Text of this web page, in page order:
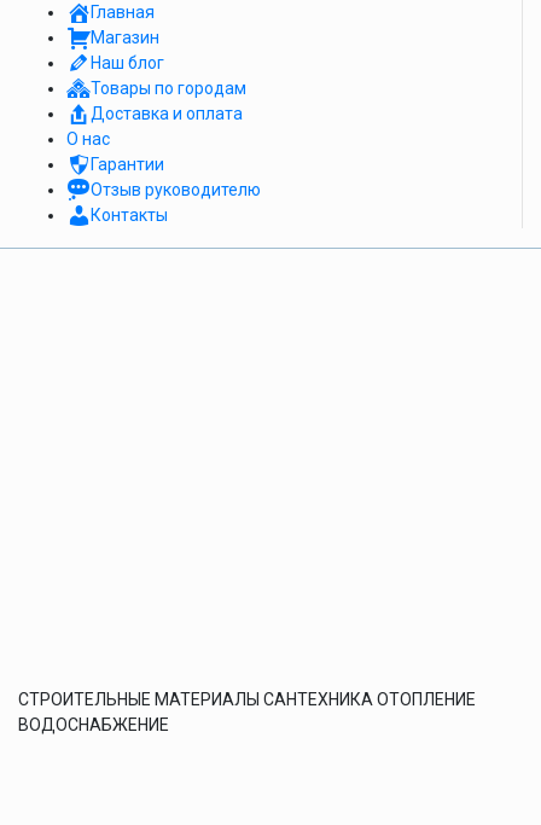
Главная
Магазин
Наш блог
Товары по городам
Доставка и оплата
О нас
Гарантии
Отзыв руководителю
Контакты
СТРОИТЕЛЬНЫЕ МАТЕРИАЛЫ САНТЕХНИКА ОТОПЛЕНИЕ
ВОДОСНАБЖЕНИЕ